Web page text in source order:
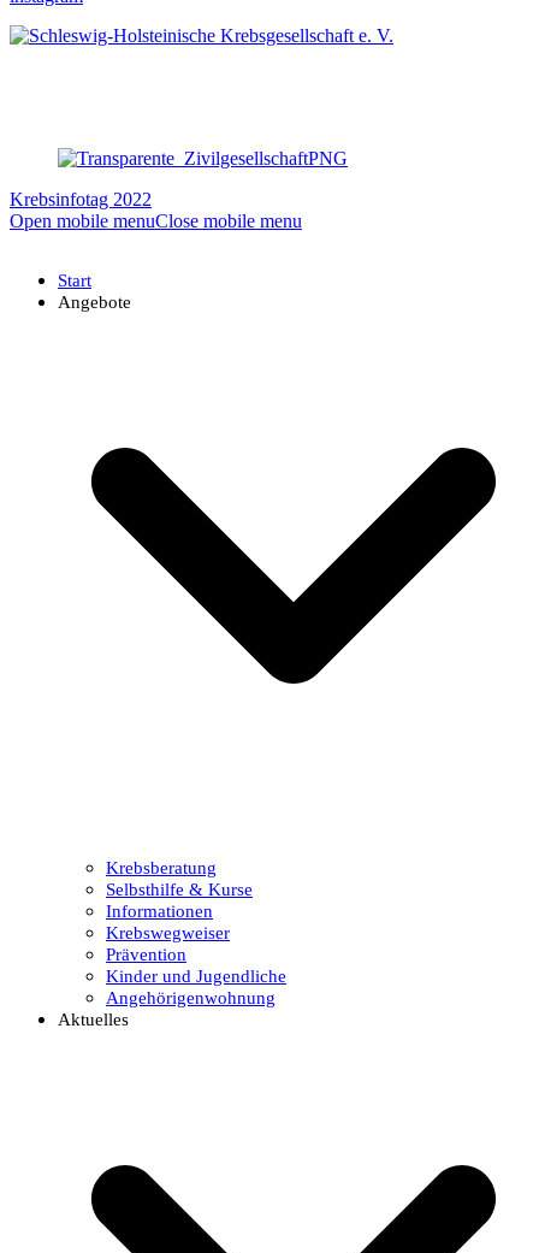
Krebsinfotag 2022
Open mobile menuClose mobile menu
Start
Angebote
Krebsberatung
Selbsthilfe & Kurse
Informationen
Krebswegweiser
Prävention
Kinder und Jugendliche
Angehörigenwohnung
Aktuelles